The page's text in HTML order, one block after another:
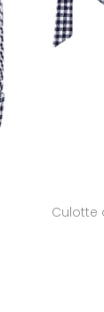
Culotte